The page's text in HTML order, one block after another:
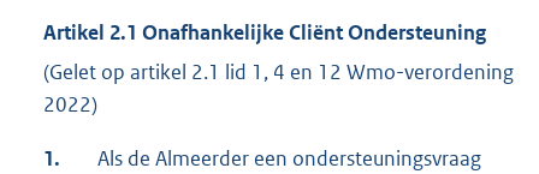
Artikel 2.1 Onafhankelijke Cliënt Ondersteuning
(Gelet op artikel 2.1 lid 1, 4 en 12 Wmo-verordening
2022)
1.
Als de Almeerder een ondersteuningsvraag